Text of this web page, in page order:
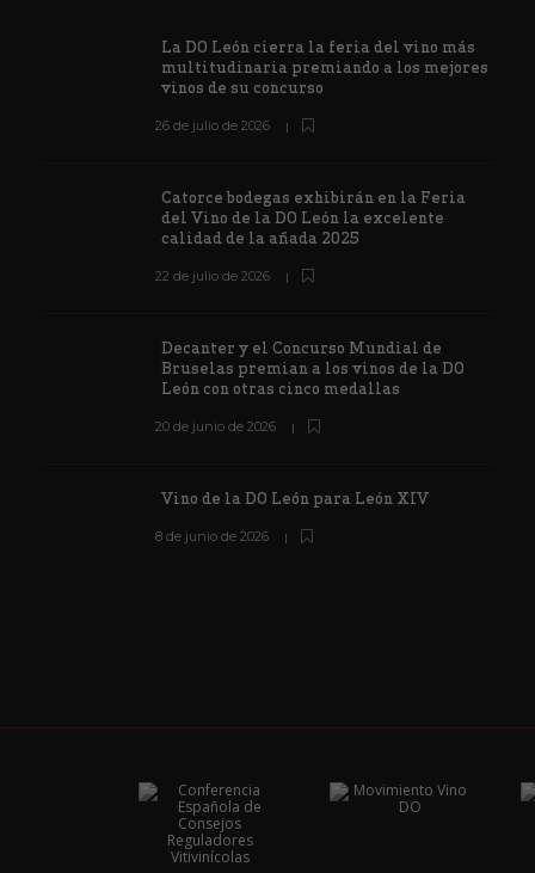
La DO León cierra la feria del vino más
multitudinaria premiando a los mejores
vinos de su concurso
26 de julio de 2026
Catorce bodegas exhibirán en la Feria
del Vino de la DO León la excelente
calidad de la añada 2025
22 de julio de 2026
Decanter y el Concurso Mundial de
Bruselas premian a los vinos de la DO
León con otras cinco medallas
20 de junio de 2026
Vino de la DO León para León XIV
8 de junio de 2026